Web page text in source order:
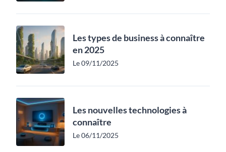
Les types de business à connaître
en 2025
Le 09/11/2025
Les nouvelles technologies à
connaître
Le 06/11/2025